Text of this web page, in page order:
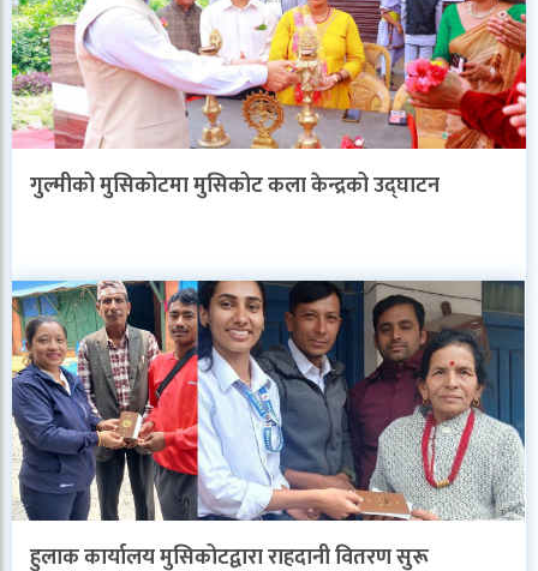
गुल्मीको मुसिकोटमा मुसिकोट कला केन्द्रको उद्घाटन
हुलाक कार्यालय मुसिकोटद्वारा राहदानी वितरण सुरू